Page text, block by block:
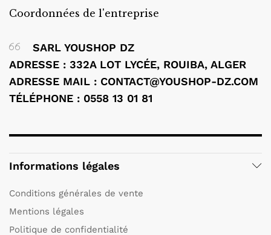
Coordonnées de l'entreprise
SARL YOUSHOP DZ
ADRESSE : 332A LOT LYCÉE, ROUIBA, ALGER
ADRESSE MAIL : CONTACT@YOUSHOP-DZ.COM
TÉLÉPHONE : 0558 13 01 81
Informations légales
Conditions générales de vente
Mentions légales
Politique de confidentialité